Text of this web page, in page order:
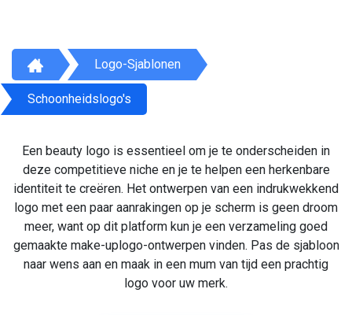
Logo-Sjablonen
Schoonheidslogo's
Een beauty logo is essentieel om je te onderscheiden in
deze competitieve niche en je te helpen een herkenbare
identiteit te creëren. Het ontwerpen van een indrukwekkend
logo met een paar aanrakingen op je scherm is geen droom
meer, want op dit platform kun je een verzameling goed
gemaakte make-uplogo-ontwerpen vinden. Pas de sjabloon
naar wens aan en maak in een mum van tijd een prachtig
logo voor uw merk.